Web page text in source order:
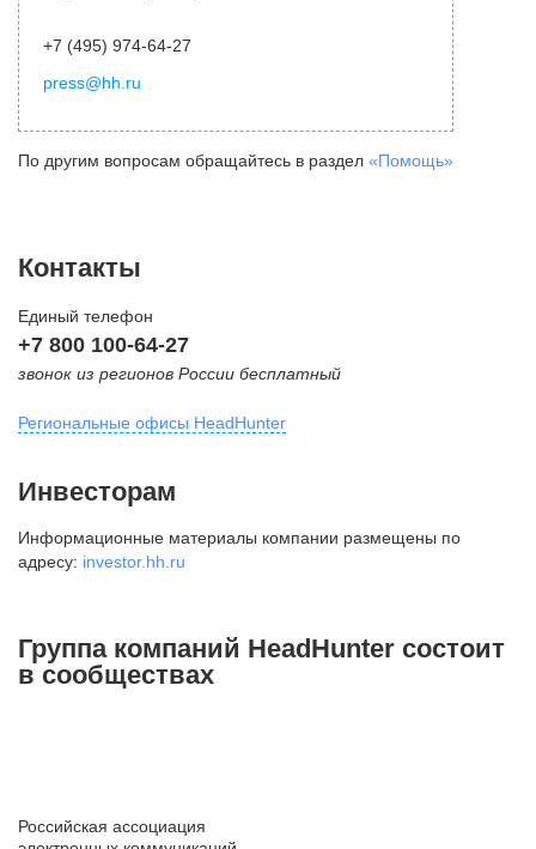
+7 (495) 974-64-27
press@hh.ru
По другим вопросам обращайтесь в раздел «Помощь»
Контакты
Единый телефон
+7 800 100-64-27
звонок из регионов России бесплатный
Региональные офисы HeadHunter
внутригородская территория
Муниципальный округ Тверской,
2-я Брестская ул., д. 48,
+7 495 980-64-27
ул. Жуковского, д. 19, особняк
Инвесторам
Информационные материалы компании размещены по
адресу: investor.hh.ru
Группа компаний HeadHunter состоит
в сообществах
Российская ассоциация